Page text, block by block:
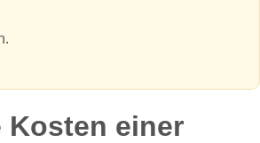
Kosten einer